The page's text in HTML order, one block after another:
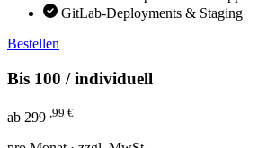
GitLab-Deployments & Staging
Bestellen
Bis 100 / individuell
ab 299 ,99 €